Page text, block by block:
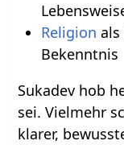
Religion als
Bekenntnis
Sukadev hob
sei. Vielmehr
klarer,